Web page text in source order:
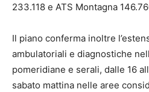
233.118 e ATS Montagna
Il piano conferma inoltre
ambulatoriali e diagnostiche
pomeridiane e serali, dalle 16
sabato mattina nelle aree